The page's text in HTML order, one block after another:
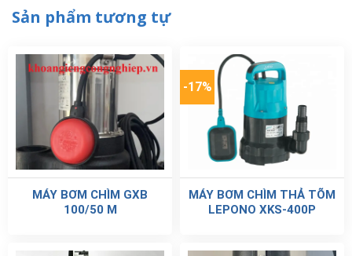
Sản phẩm tương tự
MÁY BƠM CHÌM GXB
100/50 M
-17%
MÁY BƠM CHÌM THẢ TÕM
LEPONO XKS-400P